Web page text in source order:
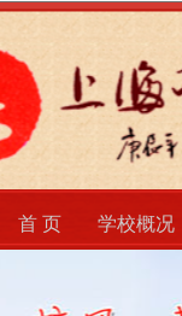
首 页 学校概况